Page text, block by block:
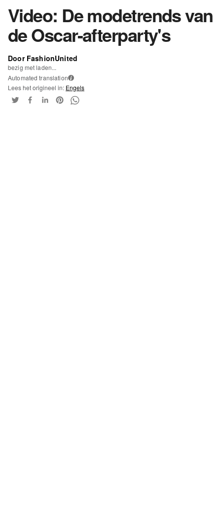
Video: De modetrends van
de Oscar-afterparty's
Door FashionUnited
bezig met laden...
Automated translation i
Lees het origineel in: Engels